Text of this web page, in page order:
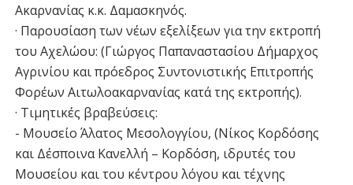
Ακαρνανίας κ.κ. Δαμασκηνός.
· Παρουσίαση των νέων εξελίξεων για την εκτροπή
του Αχελώου: (Γιώργος Παπαναστασίου Δήμαρχος
Αγρινίου και πρόεδρος Συντονιστικής Επιτροπής
Φορέων Αιτωλοακαρνανίας κατά της εκτροπής).
· Τιμητικές βραβεύσεις:
- Μουσείο Άλατος Μεσολογγίου, (Νίκος Κορδόσης
και Δέσποινα Κανελλή – Κορδόση, ιδρυτές του
Μουσείου και του κέντρου λόγου και τέχνης